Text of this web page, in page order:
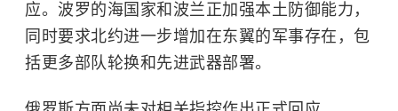
应。波罗的海国家和波兰正加强本土防御能力，
同时要求北约进一步增加在东翼的军事存在，包
括更多部队轮换和先进武器部署。